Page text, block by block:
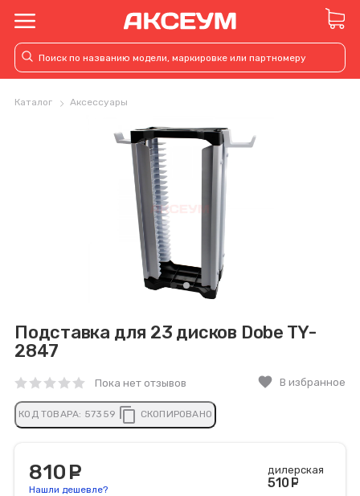
Каталог Аксессуары
Подставка для 23 дисков Dobe TY-
2847
Пока нет отзывов favorite В избранное
КОД ТОВАРА: 57359 content_copy СКОПИРОВАНО
810
Нашли дешевле?
дилерская
510